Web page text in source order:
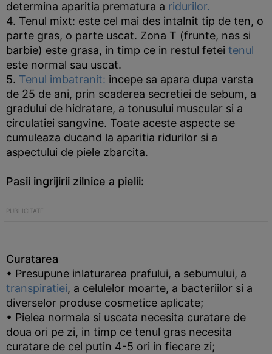
determina aparitia prematura a ridurilor.
4. Tenul mixt: este cel mai des intalnit tip de ten, o
parte gras, o parte uscat. Zona T (frunte, nas si
barbie) este grasa, in timp ce in restul fetei tenul
este normal sau uscat.
5. Tenul imbatranit: incepe sa apara dupa varsta
de 25 de ani, prin scaderea secretiei de sebum, a
gradului de hidratare, a tonusului muscular si a
circulatiei sangvine. Toate aceste aspecte se
cumuleaza ducand la aparitia ridurilor si a
aspectului de piele zbarcita.
Pasii ingrijirii zilnice a pielii:
Curatarea
• Presupune inlaturarea prafului, a sebumului, a
transpiratiei, a celulelor moarte, a bacteriilor si a
diverselor produse cosmetice aplicate;
• Pielea normala si uscata necesita curatare de
doua ori pe zi, in timp ce tenul gras necesita
curatare de cel putin 4-5 ori in fiecare zi;